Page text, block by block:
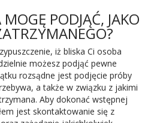
PODJĄĆ, JAKO
iż bliska Ci osoba
możesz podjąć pewne
rozsądne jest podjęcie próby
a także w związku z jakimi
Aby dokonać wstępnej
jest skontaktowanie się z